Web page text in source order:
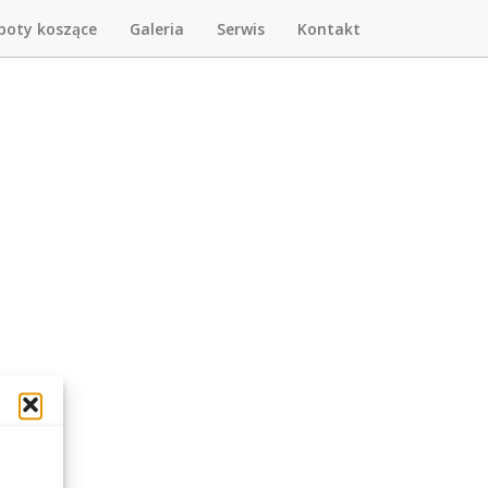
koszące Galeria Serwis Kontakt